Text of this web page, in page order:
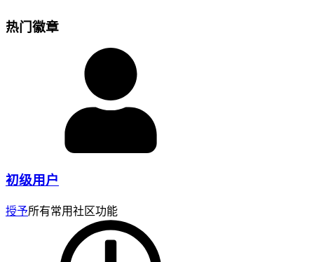
热门徽章
初级用户
授予所有常用社区功能